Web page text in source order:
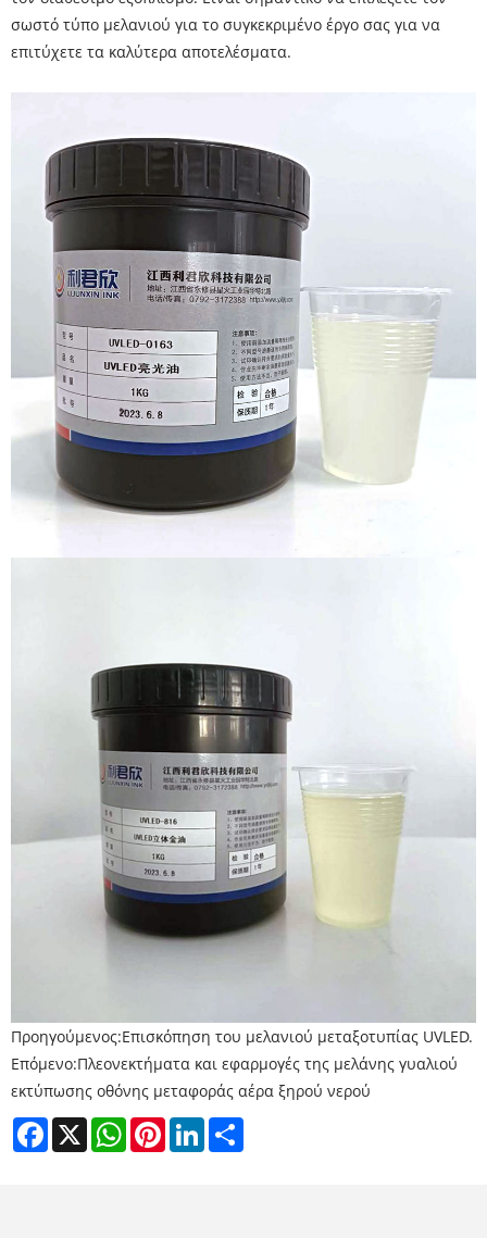
σωστό τύπο μελανιού για το συγκεκριμένο έργο σας για να
επιτύχετε τα καλύτερα αποτελέσματα.
Προηγούμενος:Επισκόπηση του μελανιού μεταξοτυπίας UVLED.
Επόμενο:Πλεονεκτήματα και εφαρμογές της μελάνης γυαλιού
εκτύπωσης οθόνης μεταφοράς αέρα ξηρού νερού
Facebook
X WhatsAppPinterestLinkedIn